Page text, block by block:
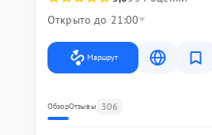
Открыто до 21:00
Маршрут
ОбзорОтзывы 306